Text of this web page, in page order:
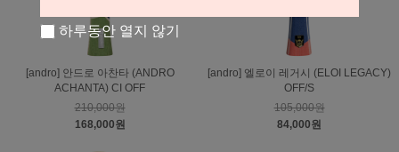
[andro] 안드로 아찬타 (ANDRO
ACHANTA) CI OFF
210,000원
168,000원
[andro] 엘로이 레거시 (ELOI LEGACY)
OFF/S
105,000원
84,000원
하루동안 열지 않기